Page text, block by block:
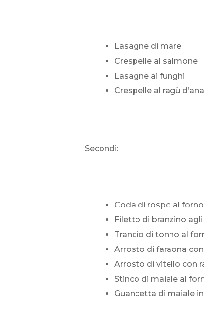
Lasagne di mare
Crespelle al salmone
Lasagne ai funghi
Crespelle al ragù
Secondi:
Coda di rospo al
Filetto di branzino
Trancio di tonno al
Arrosto di faraona
Arrosto di vitello con
Stinco di maiale al
Guancetta di maiale